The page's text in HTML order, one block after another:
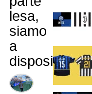
lesa,
siamo
a
disposizione”